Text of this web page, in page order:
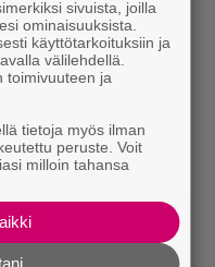
Helsingistä
mutta
hän palaisi enää
osa porukasta lähti
Vantaalle
sivuista, joilla
ominaisuuksista.
käyttötarkoituksiin ja
välilehdellä.
toimivuuteen ja
tietoja myös ilman
peruste. Voit
milloin tahansa